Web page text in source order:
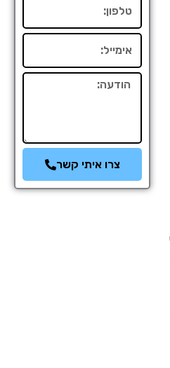
הודעה
צרו איתי קשר